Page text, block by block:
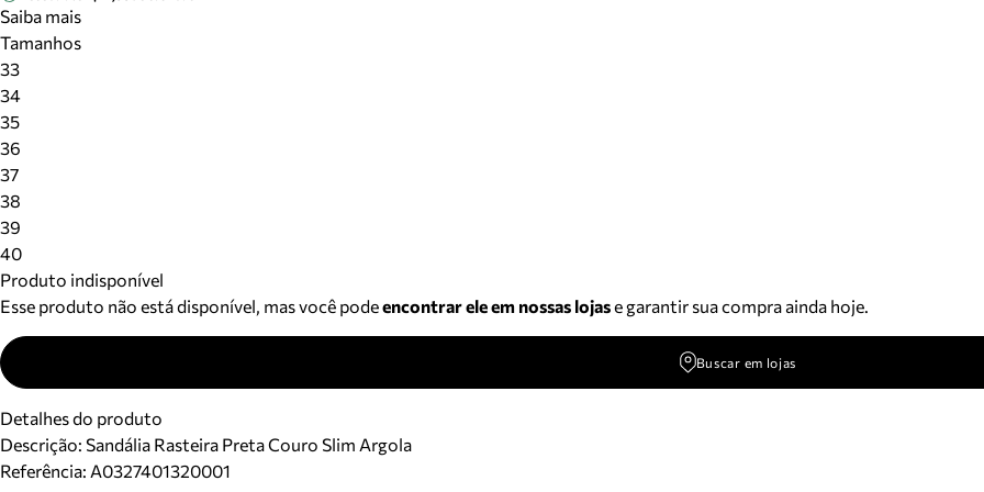
Saiba mais
Tamanhos
33
34
35
36
37
38
39
40
Produto indisponível
Esse produto não está disponível, mas você podeencontrar ele em nossas lojase garantir sua compra ainda hoje.
Buscar em lojas
Detalhes do produto
Descrição: Sandália Rasteira Preta Couro Slim Argola
Referência: A0327401320001